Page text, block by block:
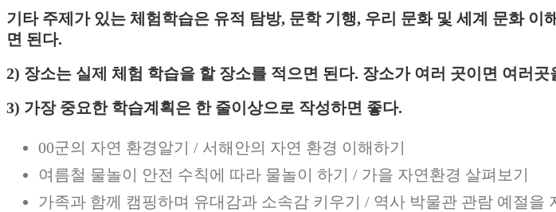
기타 주제가 있는 체험학습은 유적 탐방, 문학 기행, 우리 문화 및 세계 문화
면 된다.
2) 장소는 실제 체험 학습을 할 장소를 적으면 된다. 장소가 여러 곳이면 여러곳
3) 가장 중요한 학습계획은 한 줄이상으로 작성하면 좋다.
00군의 자연 환경알기 / 서해안의 자연 환경 이해하기
여름철 물놀이 안전 수칙에 따라 물놀이 하기 / 가을 자연환경 살펴보기
가족과 함께 캠핑하며 유대감과 소속감 키우기 / 역사 박물관 관람 예절을